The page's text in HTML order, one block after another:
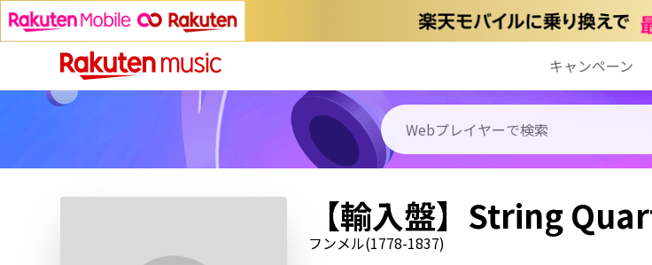
キャンペーン
【輸入盤】String
フンメル(1778-1837)